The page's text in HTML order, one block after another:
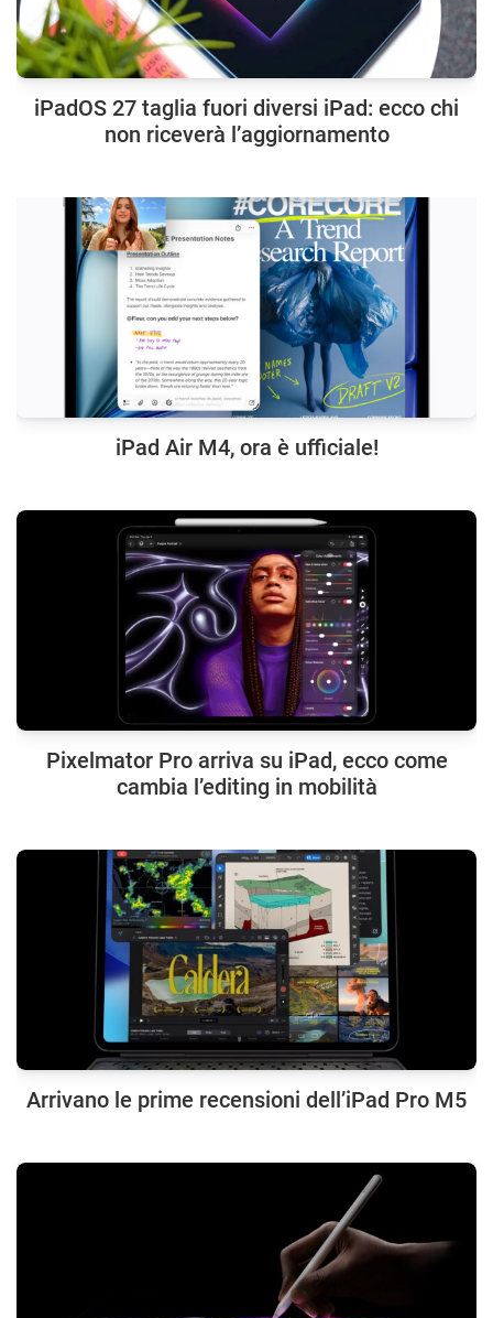
iPadOS 27 taglia fuori diversi iPad: ecco chi
non riceverà l’aggiornamento
iPad Air M4, ora è ufficiale!
Pixelmator Pro arriva su iPad, ecco come
cambia l’editing in mobilità
Arrivano le prime recensioni dell’iPad Pro M5